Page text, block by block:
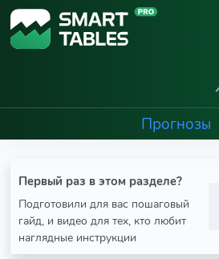
Прогнозы
Первый раз в этом разделе?
Подготовили для вас пошаговый
гайд, и видео для тех, кто любит
наглядные инструкции